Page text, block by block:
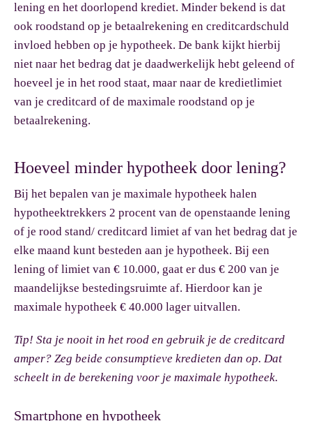
lening en het doorlopend krediet. Minder bekend is dat
ook roodstand op je betaalrekening en creditcardschuld
invloed hebben op je hypotheek. De bank kijkt hierbij
niet naar het bedrag dat je daadwerkelijk hebt geleend of
hoeveel je in het rood staat, maar naar de kredietlimiet
van je creditcard of de maximale roodstand op je
betaalrekening.
Hoeveel minder hypotheek door lening?
Bij het bepalen van je maximale hypotheek halen
hypotheektrekkers 2 procent van de openstaande lening
of je rood stand/ creditcard limiet af van het bedrag dat je
elke maand kunt besteden aan je hypotheek. Bij een
lening of limiet van € 10.000, gaat er dus € 200 van je
maandelijkse bestedingsruimte af. Hierdoor kan je
maximale hypotheek € 40.000 lager uitvallen.
Tip! Sta je nooit in het rood en gebruik je de creditcard
amper? Zeg beide consumptieve kredieten dan op. Dat
scheelt in de berekening voor je maximale hypotheek.
Smartphone en hypotheek